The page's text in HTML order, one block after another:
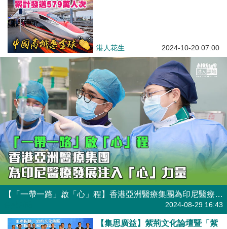
港人花生 2024-10-20 07:00
【「一帶一路」啟「心」程】香港亞洲醫療集團為印尼醫療發展注入「心」力量
2024-08-29 16:43
【集思廣益】紫荊文化論壇暨「紫